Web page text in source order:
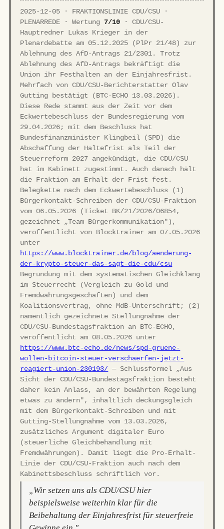
2025-12-05 · FRAKTIONSLINIE CDU/CSU ·
PLENARREDE · Wertung 7/10 · CDU/CSU-
Hauptredner Lukas Krieger in der
Plenardebatte am 05.12.2025 (PlPr 21/48) zur
Ablehnung des AfD-Antrags 21/2301. Trotz
Ablehnung des AfD-Antrags bekräftigt die
Union ihr Festhalten an der Einjahresfrist.
Mehrfach von CDU/CSU-Berichterstatter Olav
Gutting bestätigt (BTC-ECHO 13.03.2026).
Diese Rede stammt aus der Zeit vor dem
Eckwertebeschluss der Bundesregierung vom
29.04.2026; mit dem Beschluss hat
Bundesfinanzminister Klingbeil (SPD) die
Abschaffung der Haltefrist als Teil der
Steuerreform 2027 angekündigt, die CDU/CSU
hat im Kabinett zugestimmt. Auch danach hält
die Fraktion am Erhalt der Frist fest.
Belegkette nach dem Eckwertebeschluss (1)
Bürgerkontakt-Schreiben der CDU/CSU-Fraktion
vom 06.05.2026 (Ticket BK/21/2026/06854,
gezeichnet „Team Bürgerkommunikation"),
veröffentlicht von Blocktrainer am 07.05.2026
unter
https://www.blocktrainer.de/blog/aenderung-
der-krypto-steuer-das-sagt-die-cdu/csu —
Begründung mit dem systematischen Gleichklang
im Steuerrecht (Vergleich zu Gold und
Fremdwährungsgeschäften) und dem
Koalitionsvertrag, ohne MdB-Unterschrift; (2)
namentlich gezeichnete Stellungnahme der
CDU/CSU-Bundestagsfraktion an BTC-ECHO,
veröffentlicht am 08.05.2026 unter
https://www.btc-echo.de/news/spd-gruene-
wollen-bitcoin-steuer-verschaerfen-jetzt-
reagiert-union-230193/ — Schlussformel „Aus
Sicht der CDU/CSU-Bundestagsfraktion besteht
daher kein Anlass, an der bewährten Regelung
etwas zu ändern", inhaltlich deckungsgleich
mit dem Bürgerkontakt-Schreiben und mit
Gutting-Stellungnahme vom 13.03.2026,
zusätzliches Argument digitaler Euro
(steuerliche Gleichbehandlung mit
Fremdwährungen). Damit liegt die Pro-Erhalt-
Linie der CDU/CSU-Fraktion auch nach dem
Kabinettsbeschluss schriftlich vor.
„Wir setzen uns als CDU/CSU hier
beispielsweise weiterhin klar für die
Beibehaltung der Einjahresfrist für steuerfreie